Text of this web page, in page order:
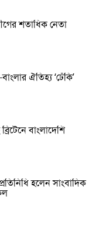
শতাধিক নেতা
ঐতিহ্য ‘ঢেঁকি’
বাংলাদেশি
হলেন সাংবাদিক